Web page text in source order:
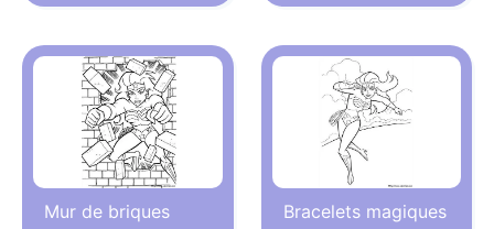
Mur de briques Bracelets magiques